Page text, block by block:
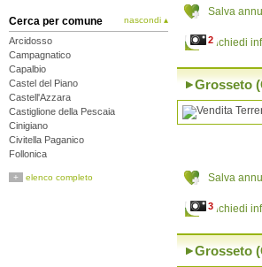
Cerca per comune nascondi ▴
Arcidosso
Campagnatico
Capalbio
Castel del Piano
Castell'Azzara
Castiglione della Pescaia
Cinigiano
Civitella Paganico
Follonica
Grosseto
+ elenco completo
2
Salva
Richiedi
Grosseto
3
Salva
Richiedi
Grosseto